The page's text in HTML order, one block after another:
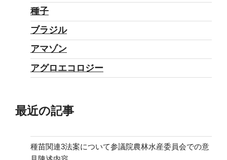
種子
ブラジル
アマゾン
アグロエコロジー
最近の記事
種苗関連3法案について参議院農林水産委員会での意